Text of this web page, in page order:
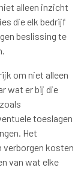
alleen inzicht
die elk bedrijf
beslissing te
om niet alleen
wat er bij die
toeslagen
Het
verborgen kosten
van wat elke